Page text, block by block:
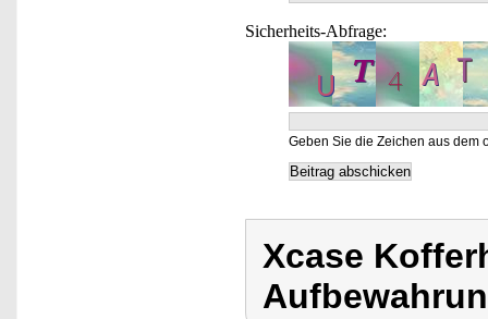
Sicherheits-Abfrage:
Geben Sie die Zeichen aus dem
Xcase